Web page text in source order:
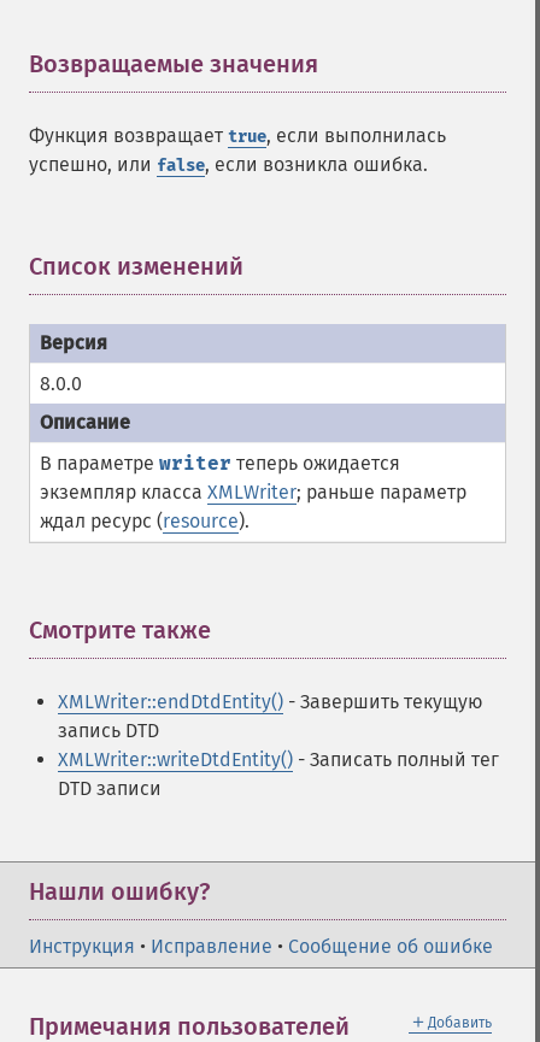
Возвращаемые значения
Функция возвращает true, если выполнилась
успешно, или false, если возникла ошибка.
Список изменений
8.0.0
В параметре writer теперь ожидается
экземпляр класса XMLWriter; раньше параметр
ждал ресурс (resource).
Смотрите также
XMLWriter::endDtdEntity() - Завершить текущую
запись DTD
XMLWriter::writeDtdEntity() - Записать полный тег
DTD записи
Нашли ошибку?
Инструкция • Исправление • Сообщение об ошибке
＋ Добавить
Примечания пользователей